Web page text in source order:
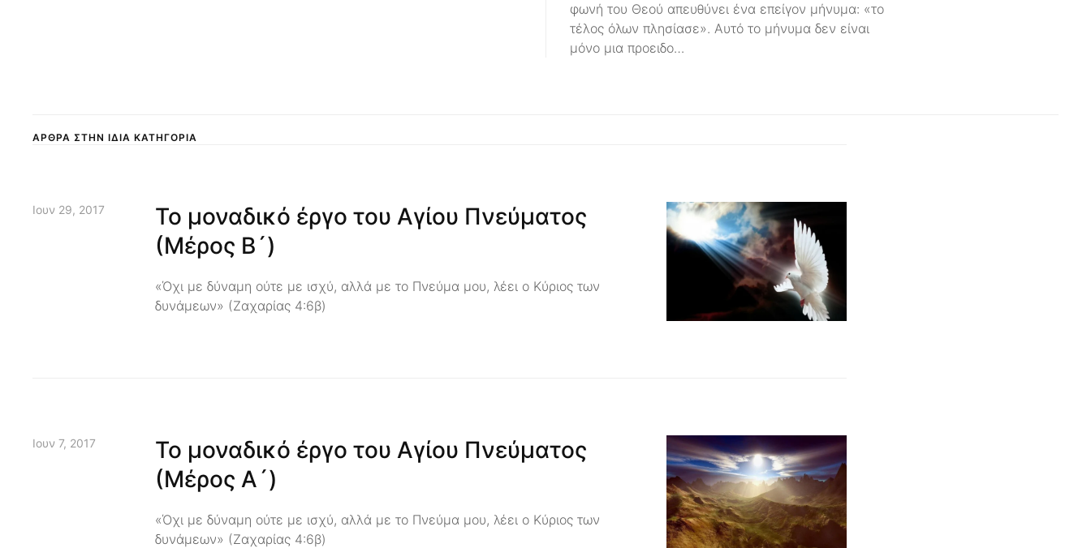
φωνή του Θεού απευθύνει ένα επείγον μήνυμα: «το
τέλος όλων πλησίασε». Αυτό το μήνυμα δεν είναι
μόνο μια προειδο…
ΑΡΘΡΑ ΣΤΗΝ ΙΔΙΑ ΚΑΤΗΓΟΡΙΑ
Ιουν 29, 2017
Το μοναδικό έργο του Αγίου Πνεύματος
(Μέρος Β´)
«Όχι με δύναμη ούτε με ισχύ, αλλά με το Πνεύμα μου, λέει ο Κύριος των
δυνάμεων» (Ζαχαρίας 4:6β)
Ιουν 7, 2017
Το μοναδικό έργο του Αγίου Πνεύματος
(Μέρος Α´)
«Όχι με δύναμη ούτε με ισχύ, αλλά με το Πνεύμα μου, λέει ο Κύριος των
δυνάμεων» (Ζαχαρίας 4:6β)